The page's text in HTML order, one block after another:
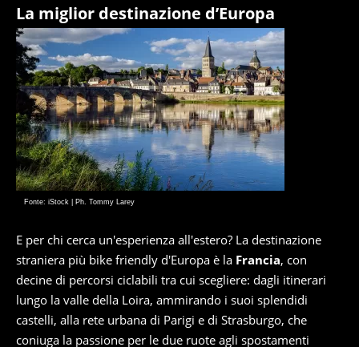
La miglior destinazione d’Europa
Fonte: iStock | Ph. Tommy Larey
E per chi cerca un'esperienza all'estero? La destinazione
straniera più bike friendly d'Europa è la Francia, con
decine di percorsi ciclabili tra cui scegliere: dagli itinerari
lungo la valle della Loira, ammirando i suoi splendidi
castelli, alla rete urbana di Parigi e di Strasburgo, che
coniuga la passione per le due ruote agli spostamenti